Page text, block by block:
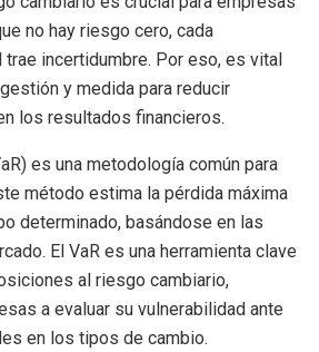
no hay riesgo cero, cada
trae incertidumbre. Por eso, es vital
y medida para reducir
los resultados financieros.
es una metodología común para
método estima la pérdida máxima
determinado, basándose en las
El VaR es una herramienta clave
al riesgo cambiario,
a evaluar su vulnerabilidad ante
en los tipos de cambio.